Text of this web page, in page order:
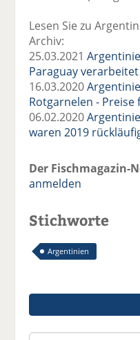
Lesen Sie zu
Archiv:
25.03.2021
Paraguay
16.03.2020
Rotgarnelen - Preise
06.02.2020
waren 2019
Der Fischmagazin-
anmelden
Stichworte
Argentinien